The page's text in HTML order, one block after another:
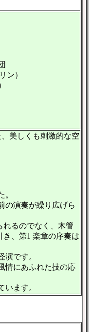
ン）
美しくも刺激的な空
の演奏が繰り広げら
るのでなく、木管
、第1 楽章の序奏は
です。
情にあふれた技の応
ます。